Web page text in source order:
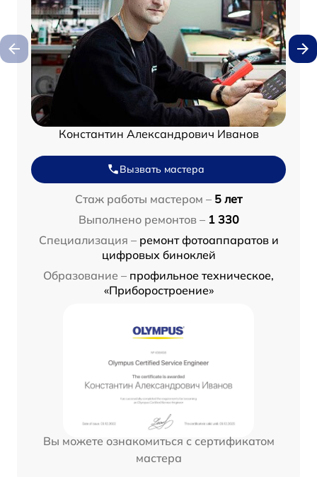
Константин Александрович Иванов
Вызвать мастера
Стаж работы мастером – 5 лет
Выполнено ремонтов – 1 330
Специализация – ремонт фотоаппаратов и
цифровых биноклей
Образование – профильное техническое,
«Приборостроение»
Вы можете ознакомиться с сертификатом
мастера